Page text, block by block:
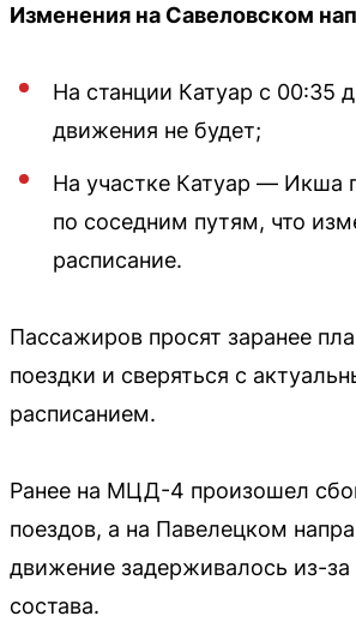
Изменения на Савеловском
На станции Катуар с 00:35
движения не будет;
На участке Катуар — Икша
по соседним путям, что
расписание.
Пассажиров просят заранее
поездки и сверяться с
расписанием.
Ранее на МЦД-4 произошел
поездов, а на Павелецком
движение задерживалось из-за
состава.